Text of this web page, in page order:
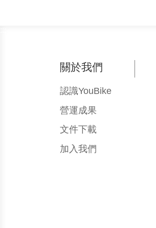
關於我們
認識YouBike
營運成果
文件下載
加入我們